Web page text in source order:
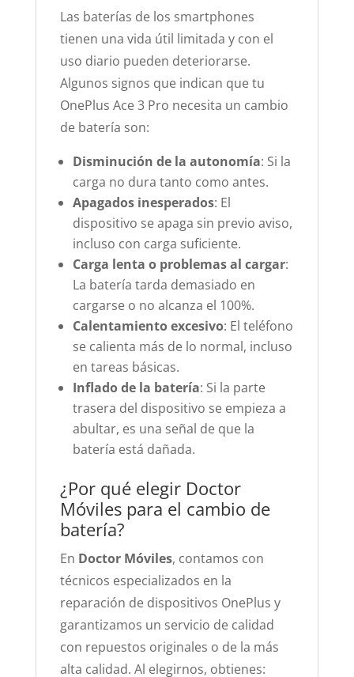
Las baterías de los smartphones
tienen una vida útil limitada y con el
uso diario pueden deteriorarse.
Algunos signos que indican que tu
OnePlus Ace 3 Pro necesita un cambio
de batería son:
Disminución de la autonomía: Si la
carga no dura tanto como antes.
Apagados inesperados: El
dispositivo se apaga sin previo aviso,
incluso con carga suficiente.
Carga lenta o problemas al cargar:
La batería tarda demasiado en
cargarse o no alcanza el 100%.
Calentamiento excesivo: El teléfono
se calienta más de lo normal, incluso
en tareas básicas.
Inflado de la batería: Si la parte
trasera del dispositivo se empieza a
abultar, es una señal de que la
batería está dañada.
¿Por qué elegir Doctor
Móviles para el cambio de
batería?
En Doctor Móviles, contamos con
técnicos especializados en la
reparación de dispositivos OnePlus y
garantizamos un servicio de calidad
con repuestos originales o de la más
alta calidad. Al elegirnos, obtienes: